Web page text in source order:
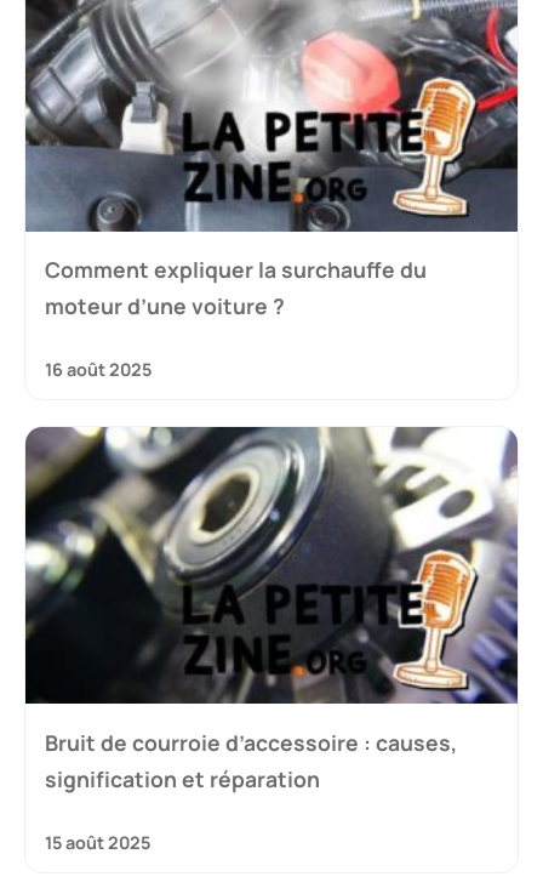
Comment expliquer la surchauffe du
moteur d’une voiture ?
16 août 2025
Bruit de courroie d’accessoire : causes,
signification et réparation
15 août 2025